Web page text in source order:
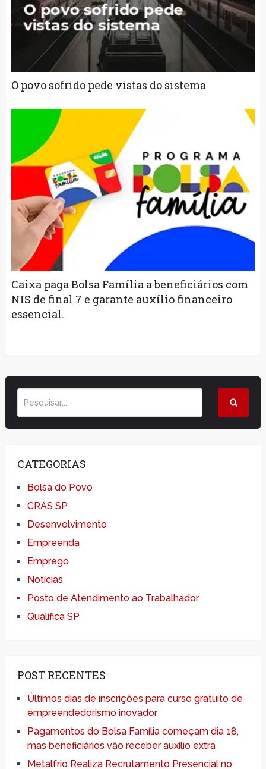
O povo sofrido pede vistas do sistema
Caixa paga Bolsa Família a beneficiários com
NIS de final 7 e garante auxílio financeiro
essencial.
CATEGORIAS
Bolsa do Povo
CRAS SP
Desenvolvimento
Empreenda
Emprego
Notícias
Posto de Atendimento ao Trabalhador
Qualifica SP
POST RECENTES
Últimos dias de inscrições para curso gratuito de
empreendedorismo inovador
Pagamentos do Bolsa Família começam dia 18,
mas beneficiários vão receber auxílio extra
Metalfrio Realiza Recrutamento Presencial no